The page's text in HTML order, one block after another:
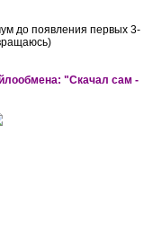
до появления первых 3-
"Скачал сам -